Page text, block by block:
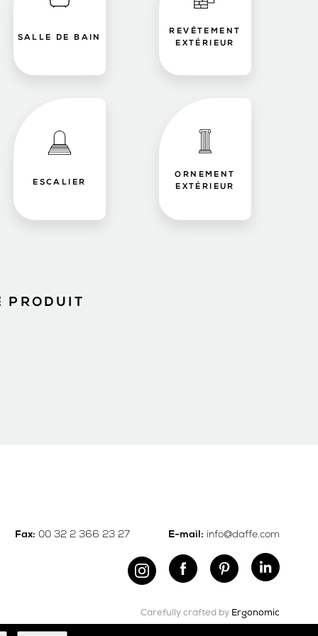
SALLE DE BAIN
REVÊTEMENT
EXTÉRIEUR
ESCALIER
ORNEMENT
EXTÉRIEUR
PRODUIT
Fax: 00 32 2 366 23 27 E-mail: info@daffe.com
Carefully crafted by Ergonomic